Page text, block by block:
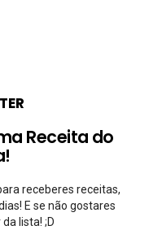
Receita do
receberes receitas,
E se não gostares
lista! ;D